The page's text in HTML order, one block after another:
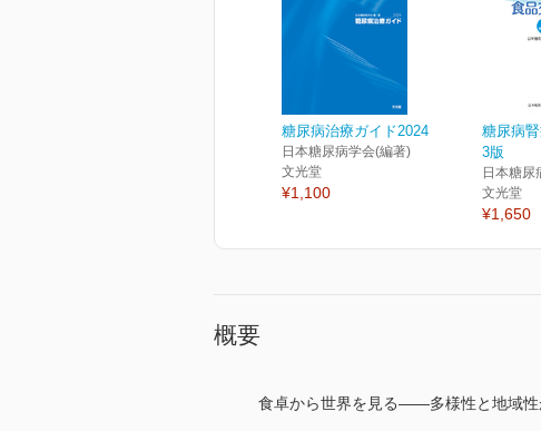
糖尿病治療ガイド2024
日本糖尿病学会(編著)
文光堂
¥1,100
糖尿病
3版
日本糖尿
文光堂
¥1,650
概要
食卓から世界を見る――多様性と地域性